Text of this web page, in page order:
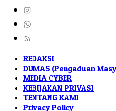
REDAKSI
DUMAS (Pengaduan
MEDIA CYBER
KEBIJAKAN PRIVASI
TENTANG KAMI
Privacy Policy